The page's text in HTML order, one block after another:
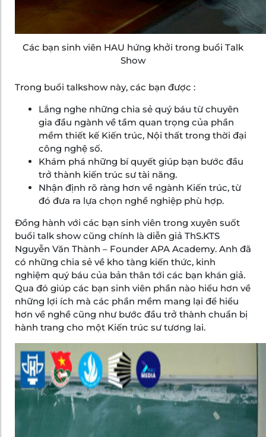
Các bạn sinh viên HAU hứng khởi trong buổi Talk
Show
Trong buổi talkshow này, các bạn được :
Lắng nghe những chia sẻ quý báu từ chuyên
gia đầu ngành về tầm quan trọng của phần
mềm thiết kế Kiến trúc, Nội thất trong thời đại
công nghệ số.
Khám phá những bí quyết giúp bạn bước đầu
trở thành kiến trúc sư tài năng.
Nhận định rõ ràng hơn về ngành Kiến trúc, từ
đó đưa ra lựa chọn nghề nghiệp phù hợp.
Đồng hành với các bạn sinh viên trong xuyên suốt
buổi talk show cũng chính là diễn giả ThS.KTS
Nguyễn Văn Thành – Founder APA Academy. Anh đã
có những chia sẻ về kho tàng kiến thức, kinh
nghiệm quý báu của bản thân tới các bạn khán giả.
Qua đó giúp các bạn sinh viên phần nào hiểu hơn về
những lợi ích mà các phần mềm mang lại để hiểu
hơn về nghề cũng như bước đầu trở thành chuẩn bị
hành trang cho một Kiến trúc sư tương lai.